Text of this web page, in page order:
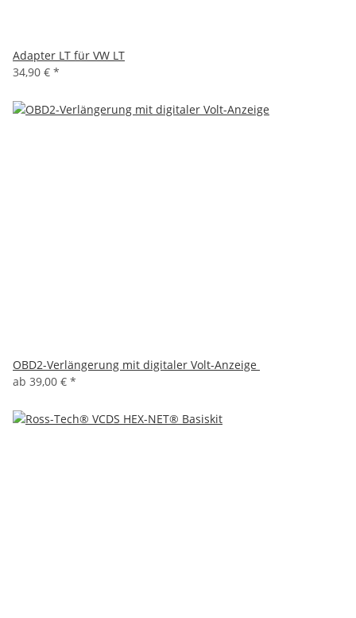
Adapter LT für VW LT
34,90 € *
OBD2-Verlängerung mit digitaler Volt-Anzeige
ab 39,00 € *